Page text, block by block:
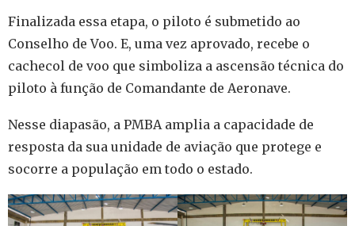
Finalizada essa etapa, o piloto é submetido ao
Conselho de Voo. E, uma vez aprovado, recebe o
cachecol de voo que simboliza a ascensão técnica do
piloto à função de Comandante de Aeronave.
Nesse diapasão, a PMBA amplia a capacidade de
resposta da sua unidade de aviação que protege e
socorre a população em todo o estado.